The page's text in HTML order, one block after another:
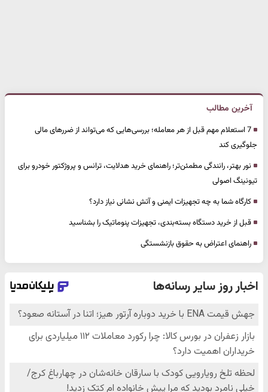
آخرین مطالب
7 استعلام مهم قبل از هر معامله؛ بررسی‌هایی که می‌تواند از ضررهای مالی
جلوگیری کند
نور بهتر، رانندگی مطمئن‌تر؛ راهنمای خرید هدلایت، ترانس و پروژکتور خودرو برای
تیونینگ اصولی
کارگاه شما به چه تجهیزات ایمنی و آتش نشانی نیاز دارد؟
قبل از خرید دستگاه بسته‌بندی، تجهیزات پنوماتیک را بشناسید
راهنمای اعتراض به حقوق بازنشستگی